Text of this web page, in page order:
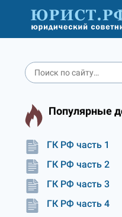
Популярные
ГК РФ часть 1
ГК РФ часть 2
ГК РФ часть 3
ГК РФ часть 4